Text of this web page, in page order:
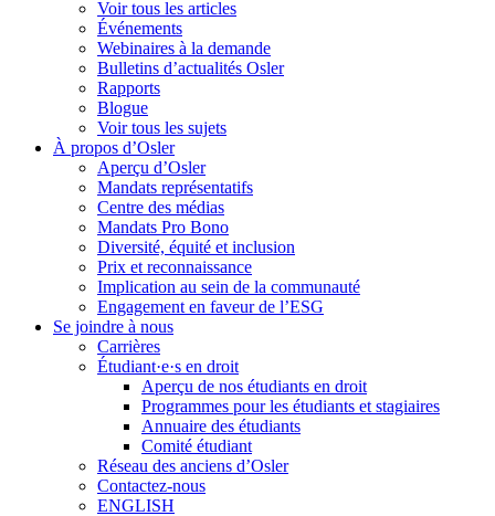
Voir tous les articles
Événements
Webinaires à la demande
Bulletins d’actualités Osler
Rapports
Blogue
Voir tous les sujets
À propos d’Osler
Aperçu d’Osler
Mandats représentatifs
Centre des médias
Mandats Pro Bono
Diversité, équité et inclusion
Prix ​​et reconnaissance
Implication au sein de la communauté
Engagement en faveur de l’ESG
Se joindre à nous
Carrières
Étudiant·e·s en droit
Aperçu de nos étudiants en droit
Programmes pour les étudiants et stagiaires
Annuaire des étudiants
Comité étudiant
Réseau des anciens d’Osler
Contactez-nous
ENGLISH